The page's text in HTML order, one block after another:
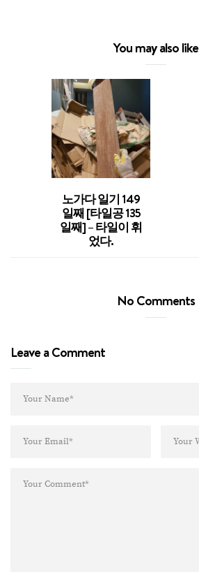
You may also like
노가다 일기 149
일째 [타일공 135
일째] – 타일이 휘
었다.
No Comments
Leave a Comment